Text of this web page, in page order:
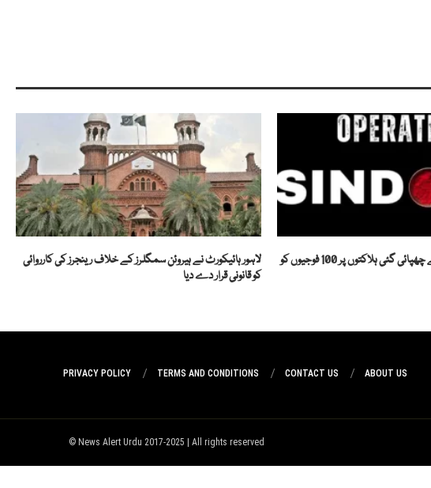
آپریشن سندور: بھارت نے چھپائی گئی ہلاکتوں پر 100 فوجیوں کو
لاہور ہائیکورٹ نے ہیروئن سمگلرز کے خلاف رینجرز کی کارروائی
کو قانونی قرار دے دیا
ABOUT US
CONTACT US
TERMS AND CONDITIONS
PRIVACY POLICY
News Alert Urdu 2017-2025 | All rights reserved ©